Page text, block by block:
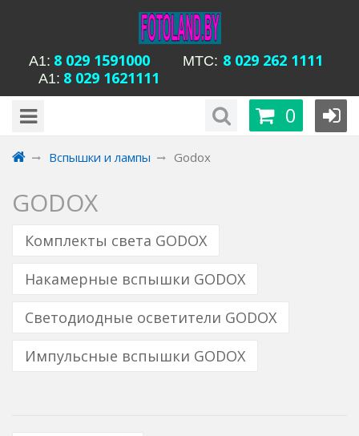
А1: 8 029 1591000 MTC: 8 029 262 1111
А1: 8 029 1621111
Время работы магазина Уманская 54:будни с 15-00 до
20-00, сб с 13-00 до 18-00, вс вых
0
Вспышки и лампы Godox
GODOX
Комплекты света GODOX
Накамерные вспышки GODOX
Светодиодные осветители GODOX
Импульсные вспышки GODOX